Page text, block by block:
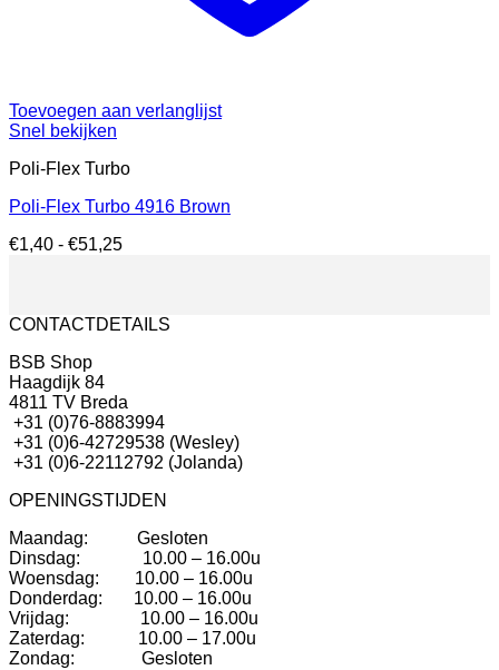
Toevoegen aan verlanglijst
Snel bekijken
Poli-Flex Turbo
Poli-Flex Turbo 4916 Brown
€1,40 - €51,25Prijsklasse:
CONTACTDETAILS
BSB Shop
Haagdijk 84
4811 TV Breda
+31 (0)76-8883994
+31 (0)6-42729538 (Wesley)
+31 (0)6-22112792 (Jolanda)
OPENINGSTIJDEN
Maandag: Gesloten
Dinsdag: 10.00 – 16.00u
Woensdag: 10.00 – 16.00u
Donderdag: 10.00 – 16.00u
Vrijdag: 10.00 – 16.00u
Zaterdag: 10.00 – 17.00u
Zondag: Gesloten